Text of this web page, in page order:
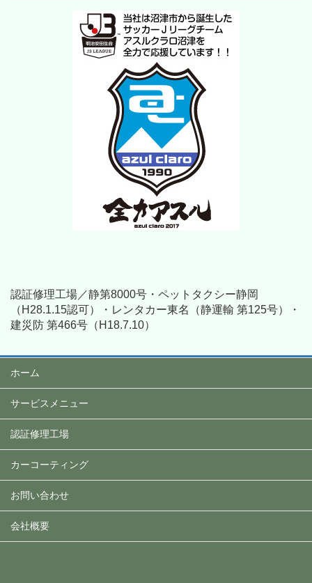
認証修理工場／静第8000号・ペットタクシー静岡
（H28.1.15認可）・レンタカー東名（静運輸 第125号）・
建災防 第466号（H18.7.10）
ホーム
サービスメニュー
認証修理工場
カーコーティング
お問い合わせ
会社概要